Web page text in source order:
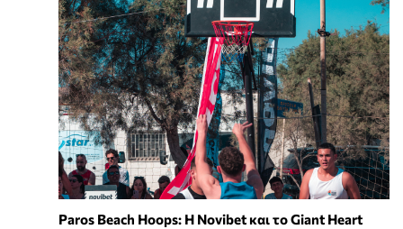
Paros Beach Hoops: Η Novibet και το Giant Heart